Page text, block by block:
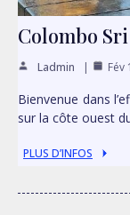
Colombo
Ladmin Fév
Bienvenue dans
sur la côte ouest
PLUS D’INFOS